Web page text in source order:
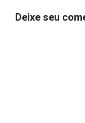
Deixe seu